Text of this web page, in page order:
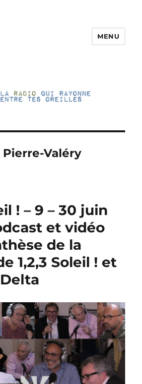
MENU
Pierre-Valéry
! – 9 – 30 juin
et vidéo
de la
1,2,3 Soleil ! et